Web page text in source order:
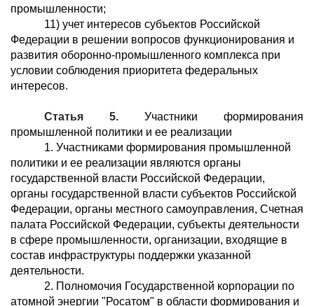
промышленности;
11) учет интересов субъектов Российской
Федерации в решении вопросов функционирования и
развития оборонно-промышленного комплекса при
условии соблюдения приоритета федеральных
интересов.
Статья 5. Участники формирования
промышленной политики и ее реализации
1. Участниками формирования промышленной
политики и ее реализации являются органы
государственной власти Российской Федерации,
органы государственной власти субъектов Российской
Федерации, органы местного самоуправления, Счетная
палата Российской Федерации, субъекты деятельности
в сфере промышленности, организации, входящие в
состав инфраструктуры поддержки указанной
деятельности.
2. Полномочия Государственной корпорации по
атомной энергии "Росатом" в области формирования и